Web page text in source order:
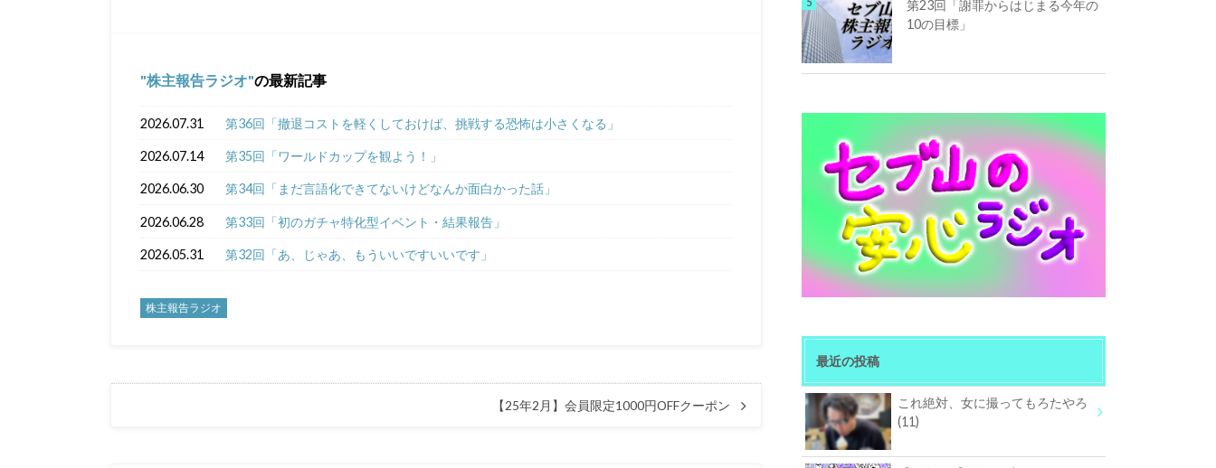
株主報告ラジオ の最新記事
2026.07.31 第36回「撤退コストを軽くしておけば、挑戦する恐怖は小さくなる」
2026.07.14 第35回「ワールドカップを観よう！」
2026.06.30 第34回「まだ言語化できてないけどなんか面白かった話」
2026.06.28 第33回「初のガチャ特化型イベント・結果報告」
2026.05.31 第32回「あ、じゃあ、もういいですいいです」
株主報告ラジオ
【25年2月】会員限定1000円OFFクーポン
第23回「謝罪からはじまる今年の
10の目標」
最近の投稿
これ絶対、女に撮ってもろたやろ
(11)